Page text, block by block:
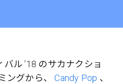
ル ’18 のサカナクショ
ングから、Candy Pop 、